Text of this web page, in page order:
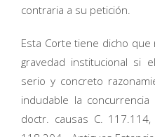
contraria a su petición.
Esta Corte tiene dicho
gravedad institucional si
serio y concreto
indudable la
doctr. causas C. 117.114,